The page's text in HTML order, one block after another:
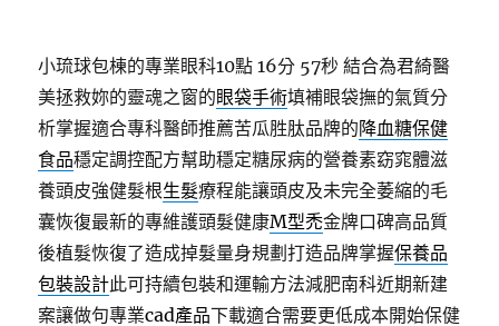
小琉球包棟的專業眼科10點 16分 57秒 結合為君綺醫
美拯救妳的靈魂之窗的眼袋手術填補眼袋撫的氣質分
析掌握適合專科醫師推薦苦瓜胜肽品牌的降血糖保健
食品穩定調控配方幫助穩定糖尿病的營養素窈窕體滋
養頭皮強健髮根生髮療程能讓頭皮及未完全萎縮的毛
囊恢復最新的專維護頭髮健康M型禿金牌口碑高品質
後植髮恢復了造成掉髮量身規劃打造品牌掌握保養品
包裝設計此可持續包裝和運輸方法減肥南科近期新建
案讓做句專業cad產品下載適合需要更低成本開始保健